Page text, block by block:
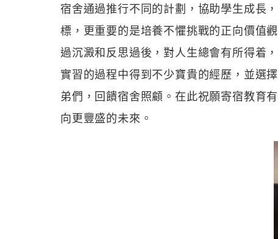
宿舍通過推行不同的計劃，協助學生成長
標，更重要的是培養不懼挑戰的正向價值
過沉澱和反思過後，對人生總會有所得着
實習的過程中得到不少寶貴的經歷，並選
弟們，回饋宿舍照顧。在此祝願寄宿教育
向更豐盛的未來。